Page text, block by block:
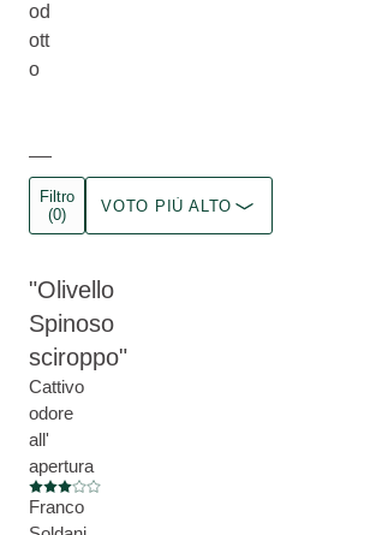
od
ott
o
Filtro
(0)
VOTO PIÙ ALTO
Olivello
Spinoso
sciroppo
Cattivo
odore
all'
apertura
Valutazione attuale: 3 su 5 stelle
Franco